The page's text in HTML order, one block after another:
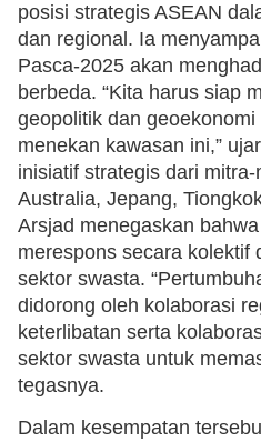
posisi strategis ASEAN
dan regional. Ia
Pasca-2025 akan
berbeda. “Kita harus siap
geopolitik dan
menekan kawasan ini,”
inisiatif strategis dari
Australia, Jepang,
Arsjad menegaskan
merespons secara kolektif
sektor swasta.
didorong oleh kolaborasi
keterlibatan serta
sektor swasta untuk
tegasnya.
Dalam kesempatan